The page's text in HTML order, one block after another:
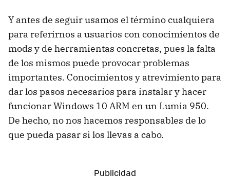
Y antes de seguir usamos el término cualquiera
para referirnos a usuarios con conocimientos de
mods y de herramientas concretas, pues la falta
de los mismos puede provocar problemas
importantes. Conocimientos y atrevimiento para
dar los pasos necesarios para instalar y hacer
funcionar Windows 10 ARM en un Lumia 950.
De hecho, no nos hacemos responsables de lo
que pueda pasar si los llevas a cabo.